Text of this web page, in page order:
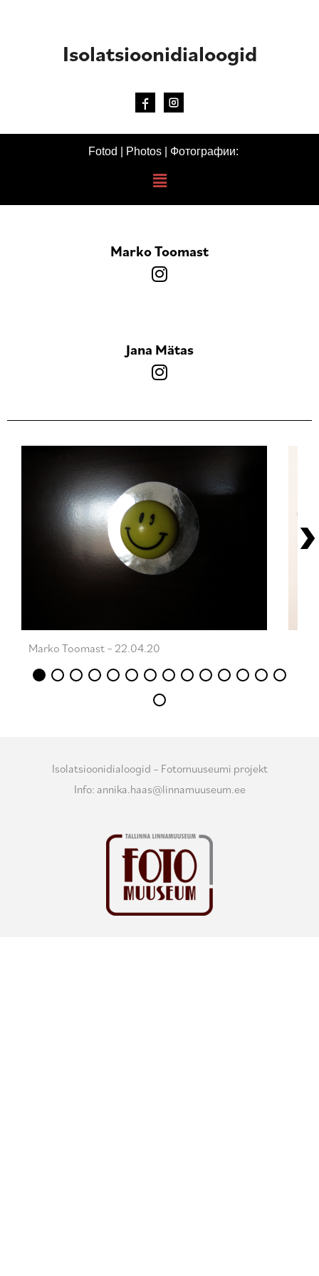
Isolatsioonidialoogid
Fotod | Photos | Фотографии:
Marko Toomast
Jana Mätas
Marko Toomast – 22.04.20
Isolatsioonidialoogid – Fotomuuseumi projekt
Info: annika.haas@linnamuuseum.ee